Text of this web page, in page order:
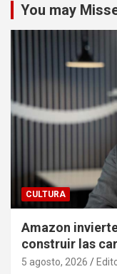
You may
CULTURA
Amazon
construir las
5 agosto, 2026